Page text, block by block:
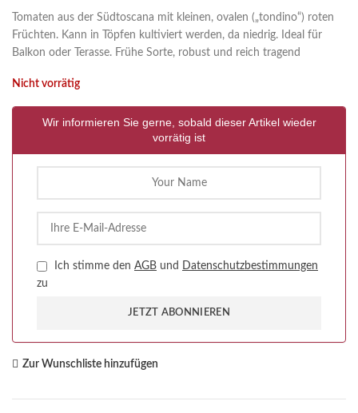
Tomaten aus der Südtoscana mit kleinen, ovalen („tondino“) roten
Früchten. Kann in Töpfen kultiviert werden, da niedrig. Ideal für
Balkon oder Terasse. Frühe Sorte, robust und reich tragend
Nicht vorrätig
Wir informieren Sie gerne, sobald dieser Artikel wieder
vorrätig ist
Ich stimme den AGB und Datenschutzbestimmungen
zu
JETZT ABONNIEREN
Zur Wunschliste hinzufügen